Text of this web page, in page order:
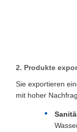
2. Produkte
Sie exportieren
mit hoher